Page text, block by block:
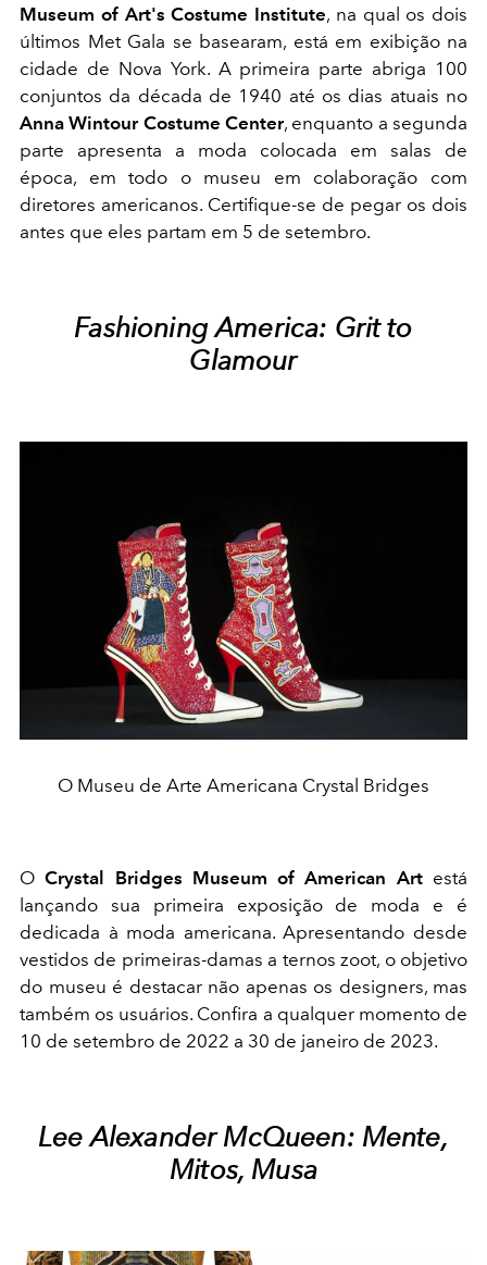
Museum of Art's Costume Institute, na qual os dois
últimos Met Gala se basearam, está em exibição na
cidade de Nova York. A primeira parte abriga 100
conjuntos da década de 1940 até os dias atuais no
Anna Wintour Costume Center, enquanto a segunda
parte apresenta a moda colocada em salas de
época, em todo o museu em colaboração com
diretores americanos. Certifique-se de pegar os dois
antes que eles partam em 5 de setembro.
Fashioning America: Grit to
Glamour
O Museu de Arte Americana Crystal Bridges
OCrystal Bridges Museum of American Artestá
lançando sua primeira exposição de moda e é
dedicada à moda americana. Apresentando desde
vestidos de primeiras-damas a ternos zoot, o objetivo
do museu é destacar não apenas os designers, mas
também os usuários. Confira a qualquer momento de
10 de setembro de 2022 a 30 de janeiro de 2023.
Lee Alexander McQueen: Mente,
Mitos, Musa